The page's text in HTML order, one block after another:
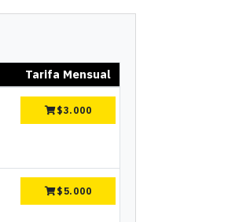
Tarifa Mensual
$3.000
$5.000